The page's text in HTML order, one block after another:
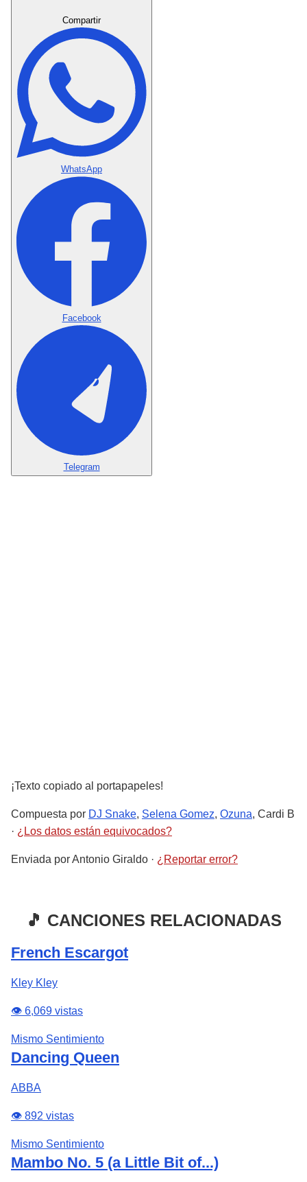
Compartir
WhatsApp
Facebook
Telegram
¡Texto copiado al portapapeles!
Compuesta por DJ Snake, Selena Gomez, Ozuna, Cardi B
· ¿Los datos están equivocados?
Enviada porAntonio Giraldo · ¿Reportar error?
🎵 CANCIONES RELACIONADAS
French Escargot
Kley Kley
👁️ 6,069 vistas
Mismo Sentimiento
Dancing Queen
ABBA
👁️ 892 vistas
Mismo Sentimiento
Mambo No. 5 (a Little Bit of...)